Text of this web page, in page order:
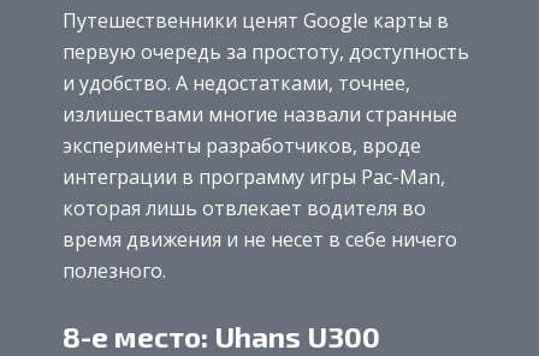
Путешественники ценят Google карты в
первую очередь за простоту, доступность
и удобство. А недостатками, точнее,
излишествами многие назвали странные
эксперименты разработчиков, вроде
интеграции в программу игры Pac-Man,
которая лишь отвлекает водителя во
время движения и не несет в себе ничего
полезного.
8-е место: Uhans U300